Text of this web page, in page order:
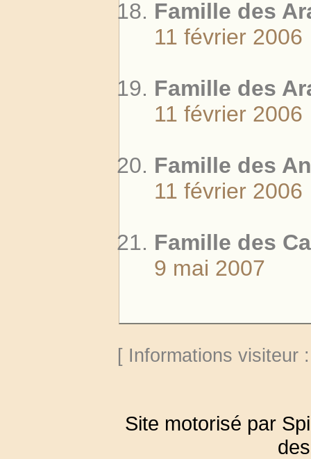
Famille des
11 février 2006
Famille des
11 février 2006
Famille des
11 février 2006
Famille des
9 mai 2007
[ Informations visiteur
Site motorisé par